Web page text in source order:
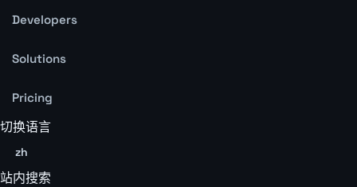
Developers
Solutions
Pricing
切换语言
zh
站内搜索